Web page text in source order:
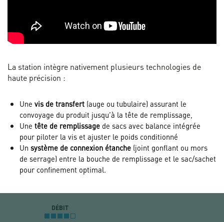
La station intègre nativement plusieurs technologies de
haute précision :
Une vis de transfert (auge ou tubulaire) assurant le
convoyage du produit jusqu’à la tête de remplissage,
Une tête de remplissage de sacs avec balance intégrée
pour piloter la vis et ajuster le poids conditionné
Un système de connexion étanche (joint gonflant ou mors
de serrage) entre la bouche de remplissage et le sac/sachet
pour confinement optimal.
DÉBIT